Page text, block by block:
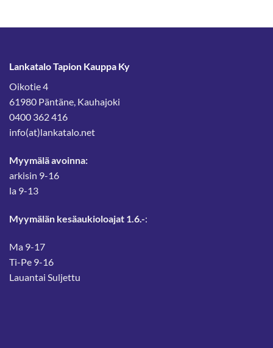
Lankatalo Tapion Kauppa Ky
Oikotie 4
61980 Päntäne, Kauhajoki
0400 362 416
info(at)lankatalo.net
Myymälä avoinna:
arkisin 9-16
la 9-13
Myymälän kesäaukioloajat 1.6.-:
Ma 9-17
Ti-Pe 9-16
Lauantai Suljettu